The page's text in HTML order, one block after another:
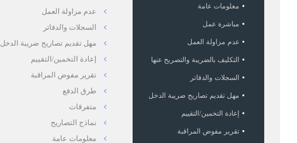
معلومات عامة
مباشرة عمل
عدم مزاولة العمل
التكليف بالضريبة والتصريح عنها
السجلات والدفاتر
مهل تقديم تصاريح ضريبة الدخل
إعادة التخمين/التقييم
تقرير مفوض المراقبة
عدم مزاولة العمل
السجلات والدفاتر
مهل تقديم تصاريح ضريبة الدخل
إعادة التخمين/التقييم
تقرير مفوض المراقبة
طرق الدفع
متفرقات
نماذج التصاريح
معلومات عامة